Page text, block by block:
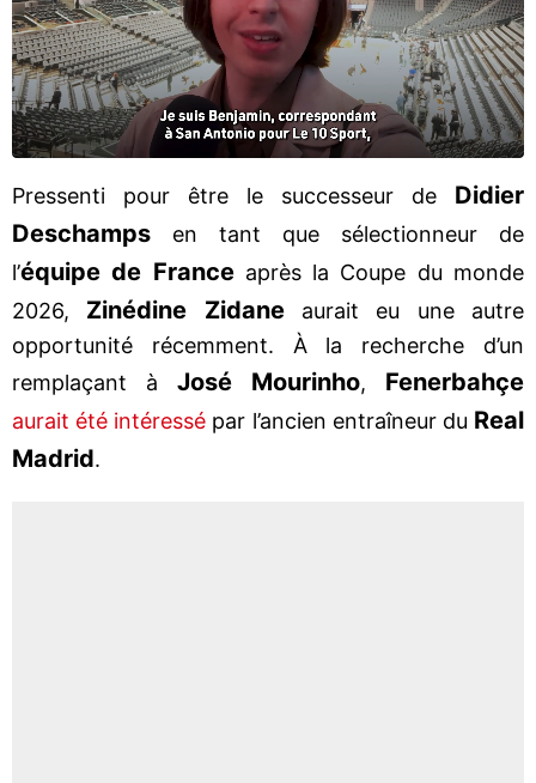
Pressenti pour être le successeur de Didier
Deschamps en tant que sélectionneur de
l’équipe de Franceaprès la Coupe du monde
2026, Zinédine Zidaneaurait eu une autre
opportunité récemment. À la recherche d’un
remplaçant à José Mourinho, Fenerbahçe
aurait été intéressé par l’ancien entraîneur du Real
Madrid.